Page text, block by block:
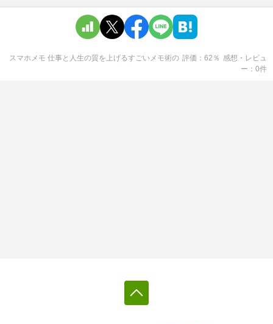
スマホメモ 仕事と人生の質を上げるすごいメモ術の 評価 62 ％ 感想・レビュ
ー
0件